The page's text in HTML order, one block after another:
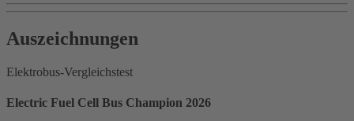
Auszeichnungen
Elektrobus‑Vergleichstest
Electric Fuel Cell Bus Champion 2026